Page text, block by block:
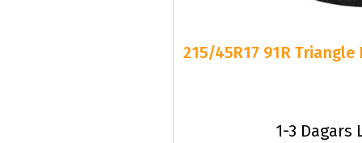
215/45R17 91R Triangle
1-3 Dagars